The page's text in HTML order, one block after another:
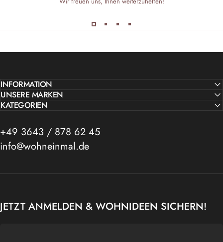
INFORMATION
UNSERE MARKEN
KATEGORIEN
+49 3643 / 878 62 45
info@wohneinmal.de
JETZT ANMELDEN & WOHNIDEEN SICHERN!